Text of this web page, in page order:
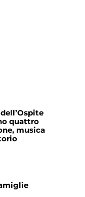
quattro
musica